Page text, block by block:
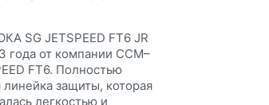
SG JETSPEED FT6 JR
года от компании CCM–
FT6. Полностью
защиты, которая
легкостью и